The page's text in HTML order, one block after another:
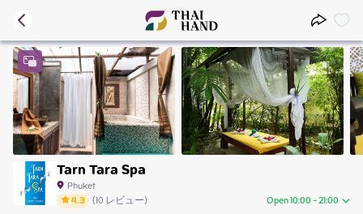
Tarn Tara Spa
Phuket
4.3 (10 レビュー) Open 10:00 - 21:00